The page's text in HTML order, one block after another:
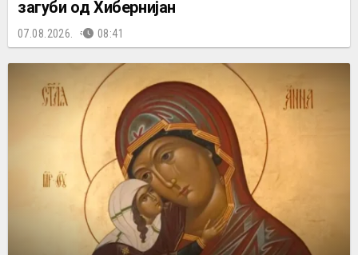
загуби од Хибернијан
07.08.2026. 08:41